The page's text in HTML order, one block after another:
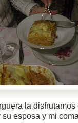
la
esposa y mi